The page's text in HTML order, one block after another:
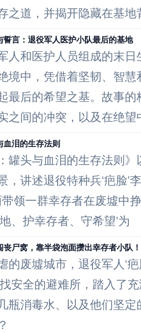
之道，并揭开隐藏在基地
誓言：退役军人医护小队最后的基地
人和医护人员组成的末
境中，凭借着坚韧、智慧
最后的希望之基。故事
之间的冲突，以及在绝望
血泪的生存法则
罐头与血泪的生存法则
，讲述退役特种兵‘疤脸’
带领一群幸存者在废墟中
、护幸存者、守希望’为
尸窝，靠半袋泡面攒出幸存者小队！
的废墟城市，退役军人‘疤
安全的避难所，踏入了
瓶消毒水、以及他们坚定